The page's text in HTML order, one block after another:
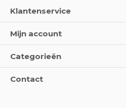
Klantenservice
Mijn account
Categorieën
Contact